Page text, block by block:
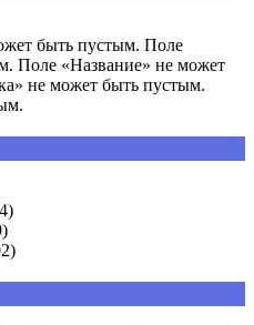
быть пустым. Поле
Поле «Название» не может
не может быть пустым.